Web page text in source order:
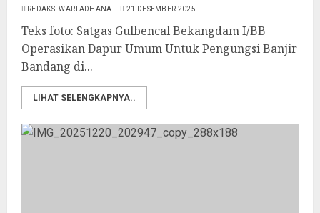
REDAKSI WARTADHANA 21 DESEMBER 2025
Teks foto: Satgas Gulbencal Bekangdam I/BB
Operasikan Dapur Umum Untuk Pengungsi Banjir
Bandang di...
LIHAT SELENGKAPNYA..